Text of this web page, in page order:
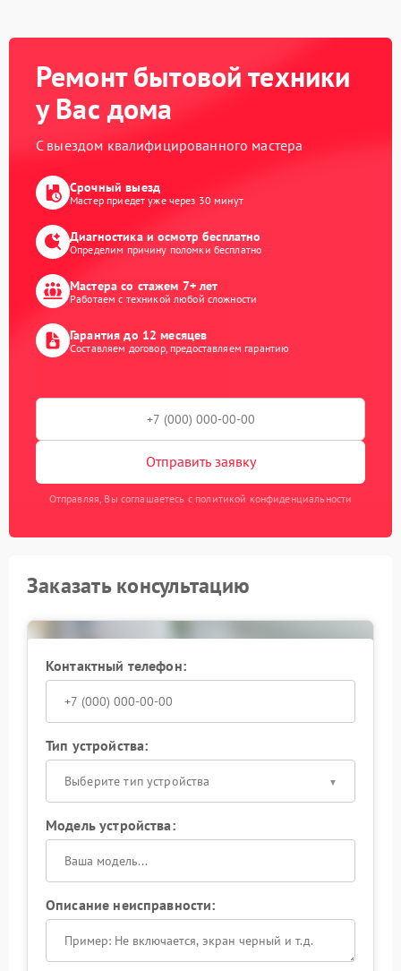
Ремонт бытовой техники
у Вас дома
С выездом квалифицированного мастера
Срочный выезд
Мастер приедет уже через 30 минут
Диагностика и осмотр бесплатно
Определим причину поломки бесплатно
Мастера со стажем 7+ лет
Работаем с техникой любой сложности
Гарантия до 12 месяцев
Составляем договор, предоставляем гарантию
Отправить заявку
Отправляя, Вы соглашаетесь с политикой конфиденциальности
Заказать консультацию
Контактный телефон:
Тип устройства:
Выберите тип устройства
Модель устройства:
Описание неисправности: